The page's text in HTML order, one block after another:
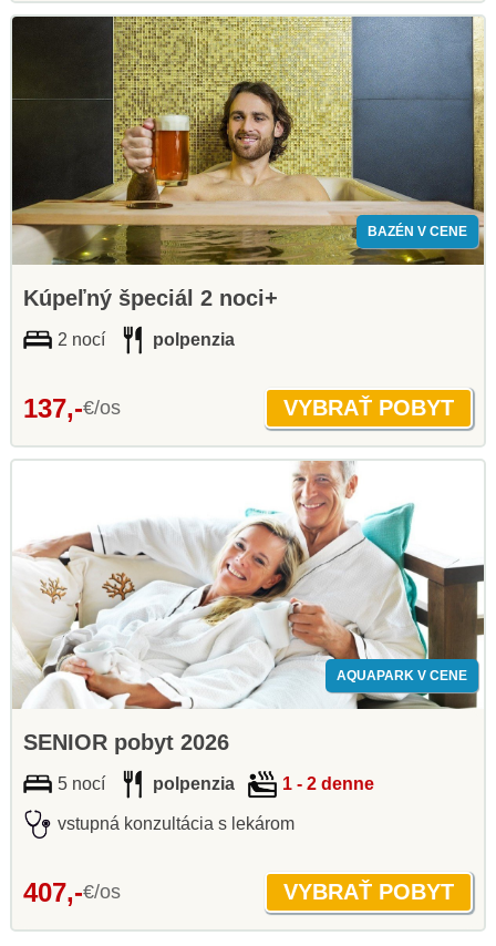
BAZÉN V CENE
Kúpeľný špeciál 2 noci+
2 nocí polpenzia
137,-€/os
AQUAPARK V CENE
SENIOR pobyt 2026
5 nocí polpenzia 1 - 2 denne
vstupná konzultácia s lekárom
407,-€/os